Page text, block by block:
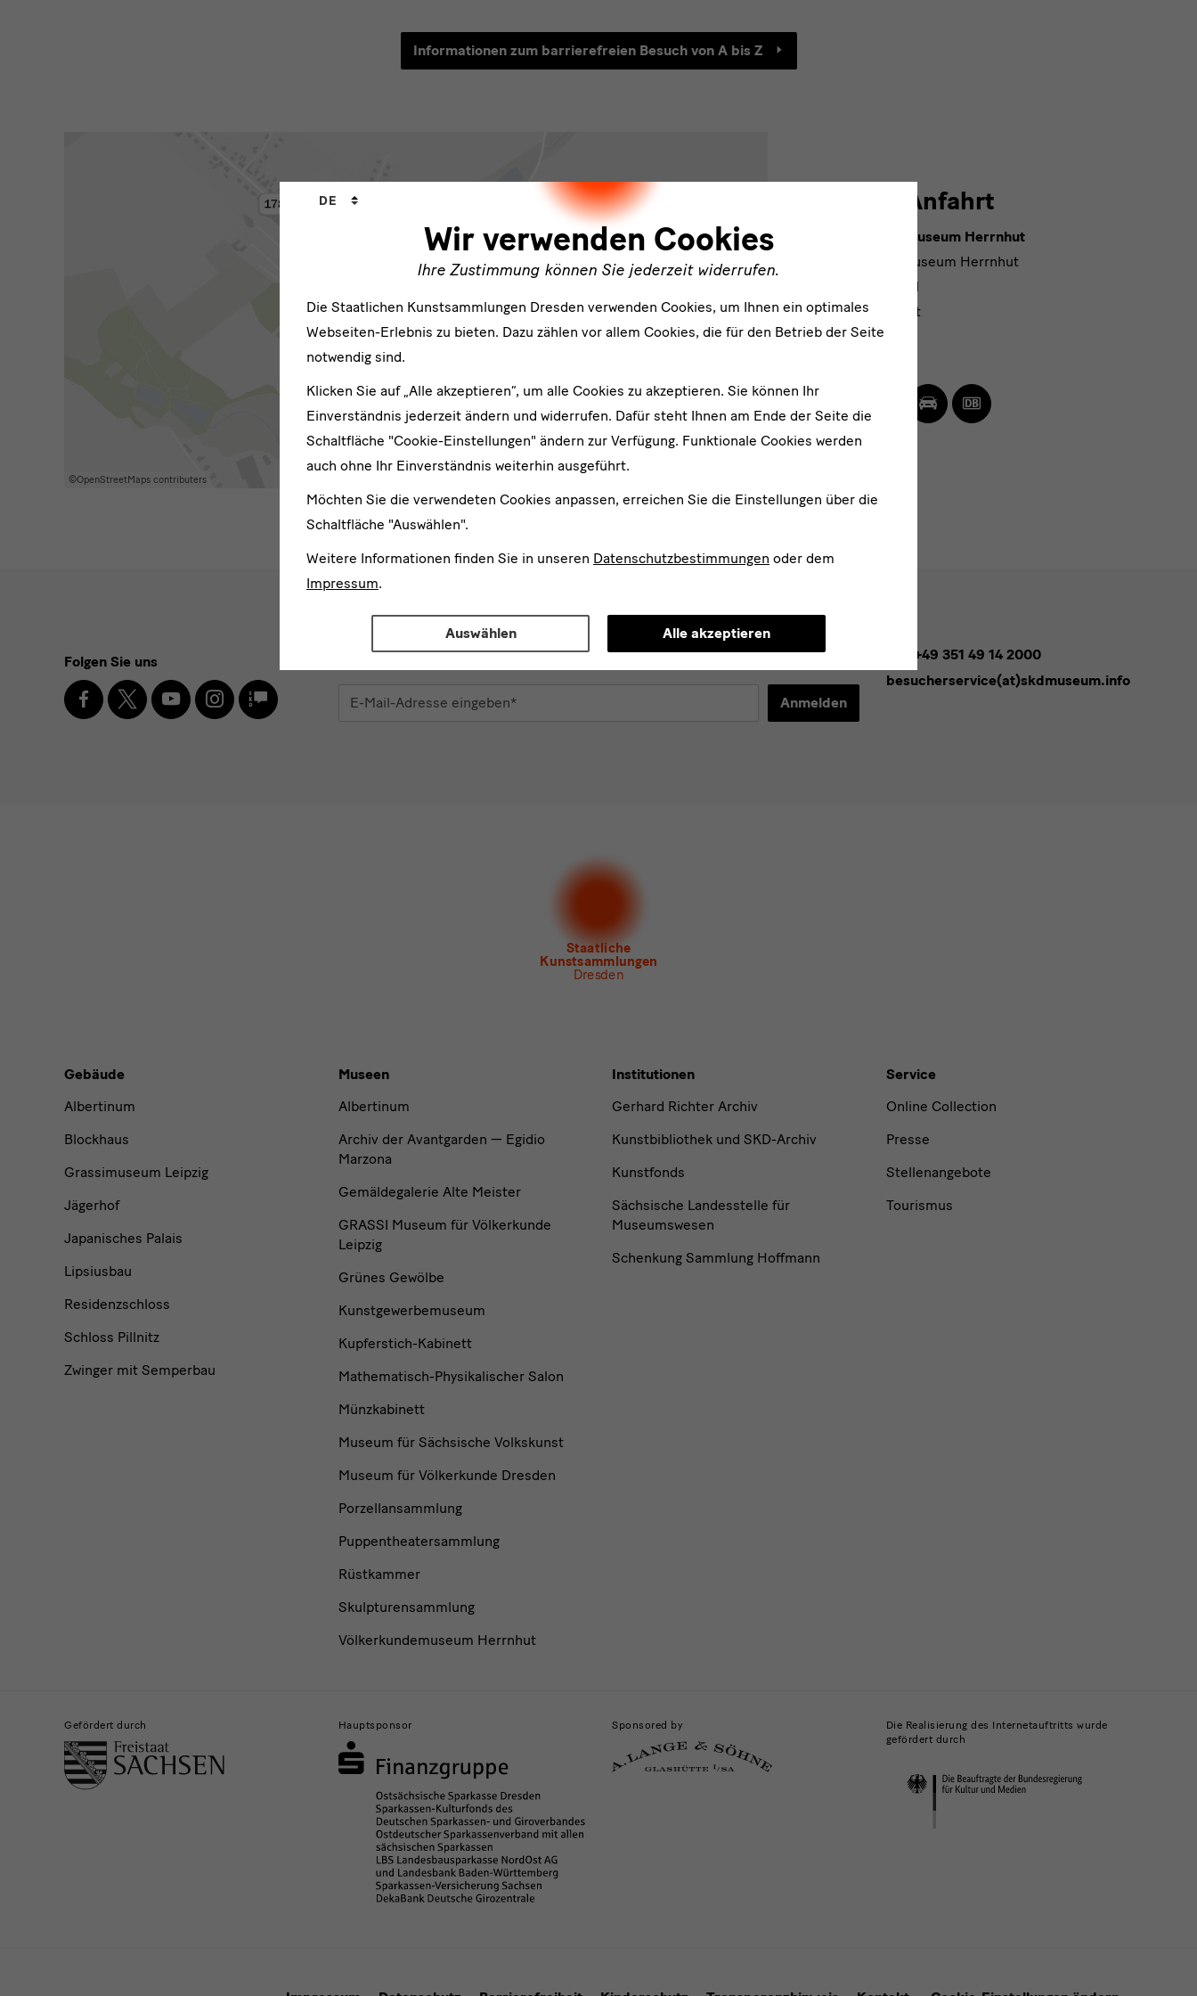
Informationen zum barrierefreien Besuch von A bis Z
Völkerkundemuseum
02747
Google-Karte anzeigen
Lage & Anfahrt
Völkerkundemuseum Herrnhut
Völkerkundemuseum Herrnhut
Goethestraße 1
02747 Herrnhut
Fuß
dem
Mit
dem
Per
Bahn
Wir verwenden Cookies
Ihre Zustimmung können Sie jederzeit widerrufen.
Sprachwechsler
DE
Die Staatlichen Kunstsammlungen Dresden verwenden Cookies, um Ihnen ein optimales
Webseiten-Erlebnis zu bieten. Dazu zählen vor allem Cookies, die für den Betrieb der Seite
notwendig sind.
Klicken Sie auf „Alle akzeptieren“, um alle Cookies zu akzeptieren. Sie können Ihr
Einverständnis jederzeit ändern und widerrufen. Dafür steht Ihnen am Ende der Seite die
Schaltfläche "Cookie-Einstellungen" ändern zur Verfügung. Funktionale Cookies werden
auch ohne Ihr Einverständnis weiterhin ausgeführt.
Möchten Sie die verwendeten Cookies anpassen, erreichen Sie die Einstellungen über die
Schaltfläche "Auswählen".
Weitere Informationen finden Sie in unseren Datenschutzbestimmungen oder dem
Impressum.
Auswählen Alle akzeptieren
Social
Media
und
Folgen Sie uns
Facebook
X YoutubeInstagram
SKD
Blog
E-
Anmelden
der Staatlichen Kunstsammlungen Dresden
Museum für Sächsische Volkskunst
Tel. +49 351 49 14 2000
besucherservice(at)skdmuseum.info
Staatliche
Kunstsammlungen
Dresden
Gebäude,
Museen
und
Institutionen
Gebäude
Albertinum
Blockhaus
Grassimuseum Leipzig
Jägerhof
Japanisches Palais
Lipsiusbau
Residenzschloss
Schloss Pillnitz
Zwinger mit Semperbau
Museen
Albertinum
Archiv der Avantgarden — Egidio
Marzona
Gemäldegalerie Alte Meister
GRASSI Museum für Völkerkunde
Leipzig
Grünes Gewölbe
Kunstgewerbemuseum
Kupferstich-Kabinett
Mathematisch-Physikalischer Salon
Münzkabinett
Museum für Sächsische Volkskunst
Museum für Völkerkunde Dresden
Porzellansammlung
Puppentheatersammlung
Rüstkammer
Skulpturensammlung
Völkerkundemuseum Herrnhut
Institutionen
Gerhard Richter Archiv
Kunstbibliothek und SKD-Archiv
Kunstfonds
Sächsische Landesstelle für
Museumswesen
Schenkung Sammlung Hoffmann
Service
Online Collection
Presse
Stellenangebote
Tourismus
Gefördert durch Hauptsponsor Sponsored by
Die Realisierung des Internetauftritts wurde
gefördert durch